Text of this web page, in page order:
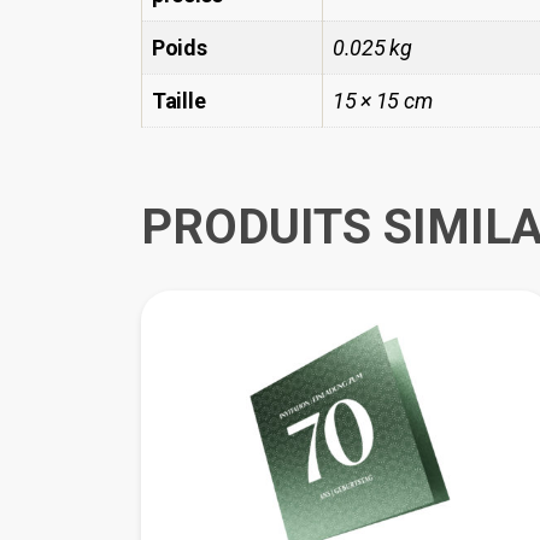
Poids 0.025 kg
Taille 15 × 15 cm
PRODUITS